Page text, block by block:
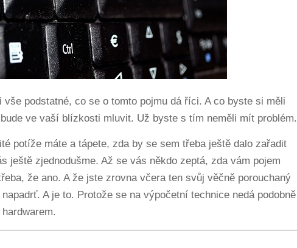
podstatné, co se o tomto pojmu dá říci. A co byste si měli
ve vaší blízkosti mluvit. Už byste s tím neměli mít problém.
potíže máte a tápete, zda by se sem třeba ještě dalo zařadit
ještě zjednodušme. Až se vás někdo zeptá, zda vám pojem
že ano. A že jste zrovna včera ten svůj věčně porouchaný
A je to. Protože se na výpočetní technice nedá podobně